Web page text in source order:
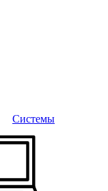
Системы